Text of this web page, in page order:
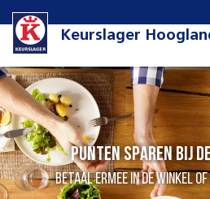
Keurslager
Punten sparen bij
Betaal ermee in de winkel